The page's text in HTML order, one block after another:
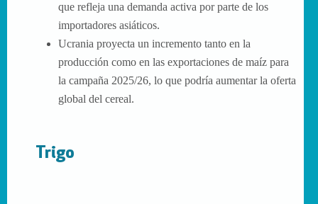
que refleja una demanda activa por parte de los
importadores asiáticos.
Ucrania proyecta un incremento tanto en la
producción como en las exportaciones de maíz para
la campaña 2025/26, lo que podría aumentar la oferta
global del cereal.
Trigo